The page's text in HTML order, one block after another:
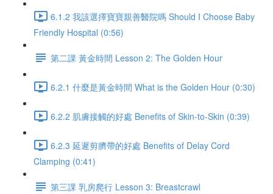
6.1.2 我該選擇寶寶親善醫院嗎 Should I Choose Baby
Friendly Hospital (0:56)
第二課 黃金時間 Lesson 2: The Golden Hour
6.2.1 什麼是黃金時間 What is the Golden Hour (0:30)
6.2.2 肌膚接觸的好處 Benefits of Skin-to-Skin (0:39)
6.2.3 延遲剪臍帶的好處 Benefits of Delay Cord
Clamping (0:41)
第三課 乳房爬行 Lesson 3: Breastcrawl